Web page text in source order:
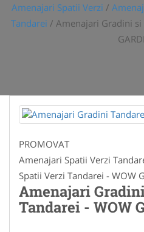
Amenajari Spatii Verzi /
Tandarei / Amenajari Gradini si
PROMOVAT
Amenajari Spatii Verzi
Spatii Verzi Tandarei - WOW
Amenajari
Tandarei - WOW